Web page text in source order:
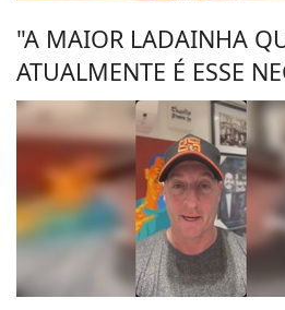
"A MAIOR LADAINHA
ATUALMENTE É ESSE